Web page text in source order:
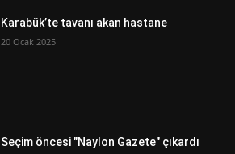
Karabük’te tavanı akan hastane
20 Ocak 2025
Seçim öncesi "Naylon Gazete" çıkardı